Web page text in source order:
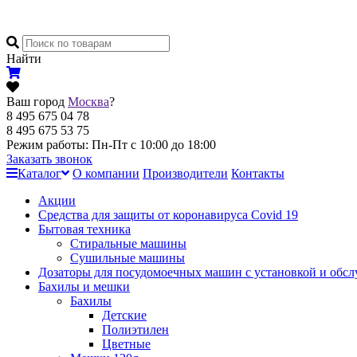
Найти
Ваш город Москва?
8 495 675 04 78
8 495 675 53 75
Режим работы: Пн-Пт с 10:00 до 18:00
Заказать звонок
Каталог
О компании Производители Контакты
Акции
Cредства для защиты от коронавируса Covid 19
Бытовая техника
Стиральные машины
Сушильные машины
Дозаторы для посудомоечных машин с установкой и
Бахилы и мешки
Бахилы
Детские
Полиэтилен
Цветные